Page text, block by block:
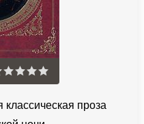
классическая проза